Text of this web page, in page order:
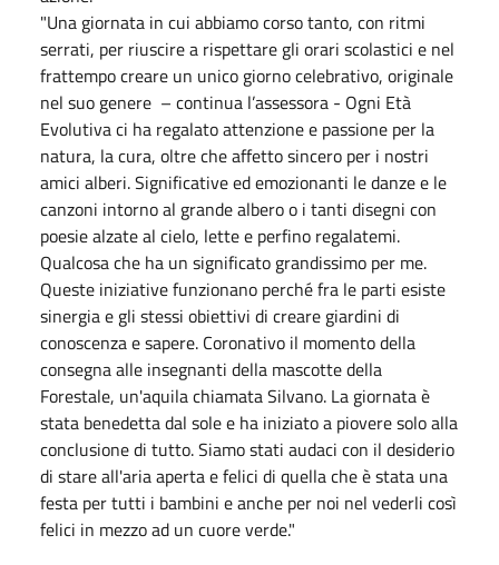
"Una giornata in cui abbiamo corso tanto, con ritmi
serrati, per riuscire a rispettare gli orari scolastici e nel
frattempo creare un unico giorno celebrativo, originale
nel suo genere – continua l’assessora - Ogni Età
Evolutiva ci ha regalato attenzione e passione per la
natura, la cura, oltre che affetto sincero per i nostri
amici alberi. Significative ed emozionanti le danze e le
canzoni intorno al grande albero o i tanti disegni con
poesie alzate al cielo, lette e perfino regalatemi.
Qualcosa che ha un significato grandissimo per me.
Queste iniziative funzionano perché fra le parti esiste
sinergia e gli stessi obiettivi di creare giardini di
conoscenza e sapere. Coronativo il momento della
consegna alle insegnanti della mascotte della
Forestale, un'aquila chiamata Silvano. La giornata è
stata benedetta dal sole e ha iniziato a piovere solo alla
conclusione di tutto. Siamo stati audaci con il desiderio
di stare all'aria aperta e felici di quella che è stata una
festa per tutti i bambini e anche per noi nel vederli così
felici in mezzo ad un cuore verde."